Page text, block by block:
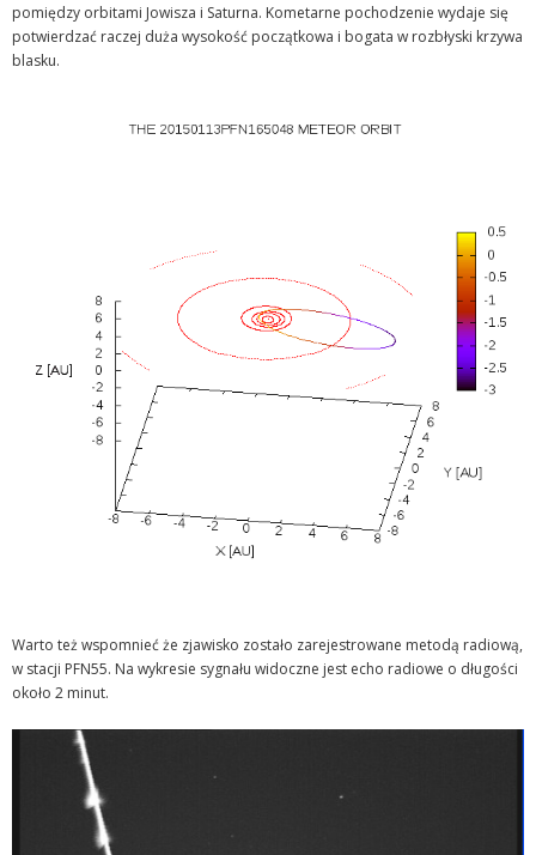
pomiędzy orbitami Jowisza i Saturna. Kometarne pochodzenie wydaje się
potwierdzać raczej duża wysokość początkowa i bogata w rozbłyski krzywa
blasku.
Warto też wspomnieć że zjawisko zostało zarejestrowane metodą radiową,
w stacji PFN55. Na wykresie sygnału widoczne jest echo radiowe o długości
około 2 minut.